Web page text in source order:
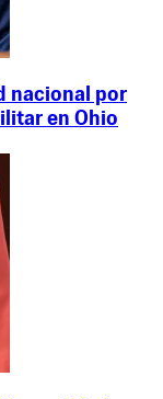
nacional por
en Ohio